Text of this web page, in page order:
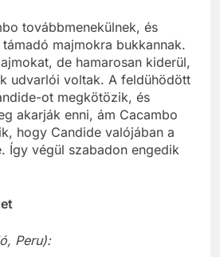
továbbmenekülnek, és
majmokra bukkannak.
de hamarosan kiderül,
udvarlói voltak. A feldühödött
ot megkötözik, és
akarják enni, ám Cacambo
hogy Candide valójában a
Így végül szabadon engedik
Peru):